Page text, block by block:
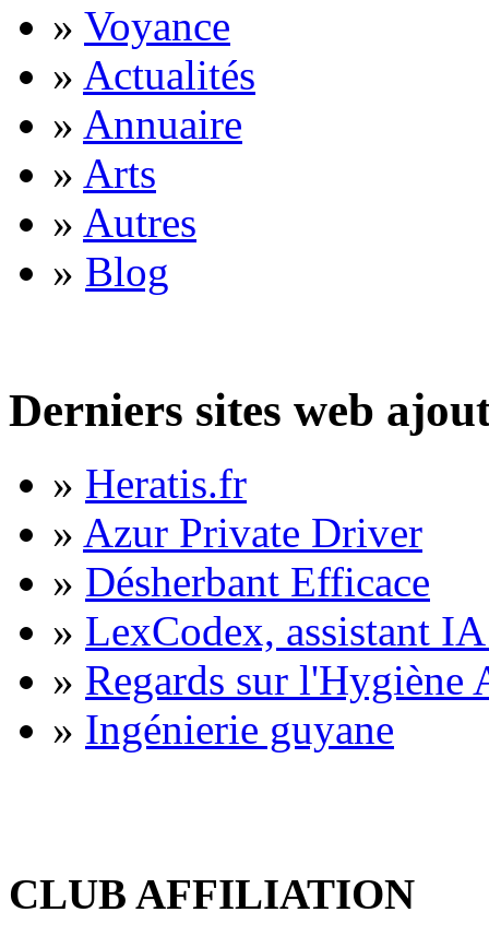
» Voyance
» Actualités
» Annuaire
» Arts
» Autres
» Blog
Derniers sites web
» Heratis.fr
» Azur Private Driver
» Désherbant Efficace
» LexCodex, assistant
» Regards sur l'Hygiène
» Ingénierie guyane
CLUB AFFILIATION